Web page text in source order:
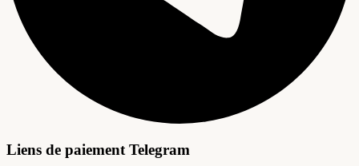
Liens de paiement Telegram